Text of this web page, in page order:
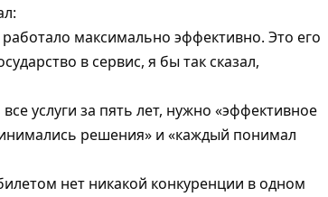
работало максимально эффективно. Это его
в сервис, я бы так сказал,
услуги за пять лет, нужно «эффективное
решения» и «каждый понимал
нет никакой конкуренции в одном